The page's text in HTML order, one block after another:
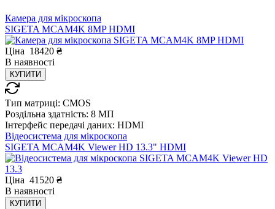
Камера для мікроскопа
SIGETA MCAM4K 8MP HDMI
Ціна 18420 ₴
В наявності
КУПИТИ
Тип матриці: CMOS
Роздільна здатність: 8 МП
Інтерфейс передачі даних: HDMI
Відеосистема для мікроскопа
SIGETA MCAM4K Viewer HD 13.3" HDMI
Ціна 41520 ₴
В наявності
КУПИТИ